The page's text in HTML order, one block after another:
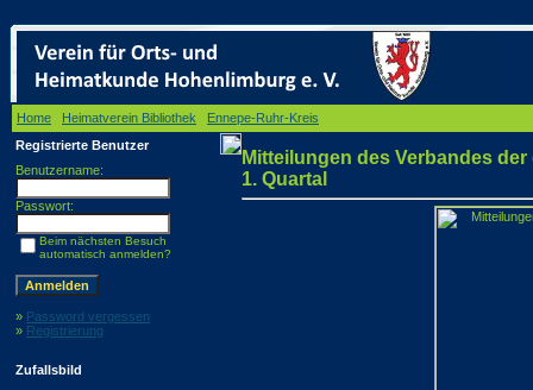
Home Heimatverein Bibliothek Ennepe-Ruhr-Kreis
Registrierte Benutzer
Benutzername:
Passwort:
Beim nächsten Besuch
automatisch anmelden?
» Password vergessen
» Registrierung
Zufallsbild
Mitteilungen des Verbandes
1. Quartal